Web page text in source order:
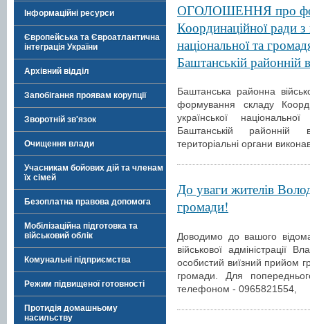
Інформаційні ресурси
Європейська та Євроатлантична
інтеграція України
Архівний відділ
Запобігання проявам корупції
Зворотній зв'язок
Очищення влади
Учасникам бойових дій та членам
їх сімей
Безоплатна правова допомога
Мобілізаційна підготовка та
військовий облік
Комунальні підприємства
Режим підвищеної готовності
Протидія домашньому
насильству
ОГОЛОШЕННЯ про
Координаційної ради з
національної та
Баштанській районній
Баштанська районна
формування складу
української
Баштанській районній
територіальні органи
До уваги жителів
громади!
Доводимо до вашого
військової
особистий виїзний прийом
громади. Для
телефоном - 0965821554,